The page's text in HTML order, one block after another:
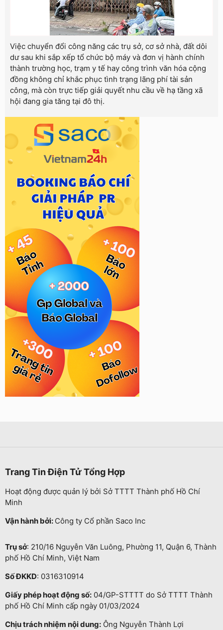
Việc chuyển đổi công năng các trụ sở, cơ sở nhà, đất dôi
dư sau khi sắp xếp tổ chức bộ máy và đơn vị hành chính
thành trường học, trạm y tế hay công trình văn hóa cộng
đồng không chỉ khắc phục tình trạng lãng phí tài sản
công, mà còn trực tiếp giải quyết nhu cầu về hạ tầng xã
hội đang gia tăng tại đô thị.
Trang Tin Điện Tử Tổng Hợp
Hoạt động được quản lý bởi Sở TTTT Thành phố Hồ Chí
Minh
Vận hành bởi: Công ty Cổ phần Saco Inc
Trụ sở: 210/16 Nguyễn Văn Luông, Phường 11, Quận 6, Thành
phố Hồ Chí Minh, Việt Nam
Số ĐKKD: 0316310914
Giấy phép hoạt động số: 04/GP-STTTT do Sở TTTT Thành
phố Hồ Chí Minh cấp ngày 01/03/2024
Chịu trách nhiệm nội dung: Ông Nguyễn Thành Lợi